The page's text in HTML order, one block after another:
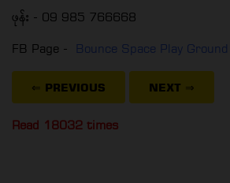
ဖုန်း - 09 985 766668
FB Page - Bounce Space Play Ground
⇐ PREVIOUS NEXT ⇒
Read 18032 times